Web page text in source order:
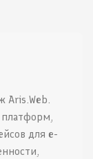
Aris.Web.
для e-